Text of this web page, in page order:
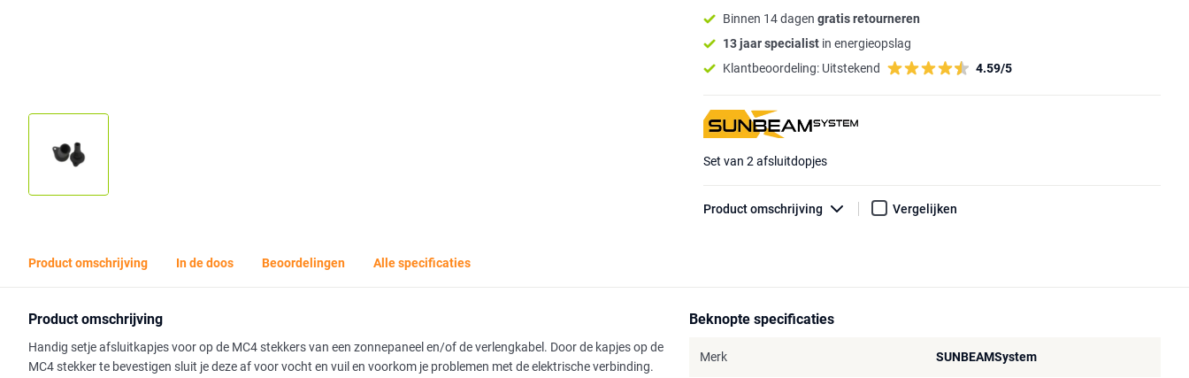
Binnen 14 dagen gratis retourneren
13 jaar specialist in energieopslag
Klantbeoordeling: Uitstekend 4.59/5
Set van 2 afsluitdopjes
Product omschrijving Vergelijken
Product omschrijving In de doos Beoordelingen Alle specificaties
Product omschrijving
Handig setje afsluitkapjes voor op de MC4 stekkers van een zonnepaneel en/of de verlengkabel. Door de kapjes op de
MC4 stekker te bevestigen sluit je deze af voor vocht en vuil en voorkom je problemen met de elektrische verbinding.
Beknopte specificaties
Merk SUNBEAMSystem